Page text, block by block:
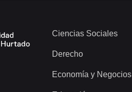
Ciencias Sociales
Derecho
Economía y Negocios